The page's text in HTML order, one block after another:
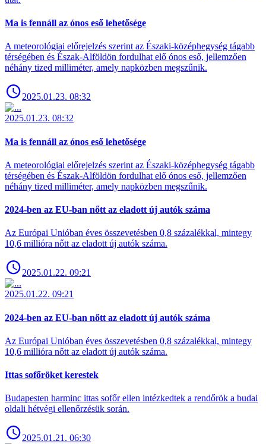
Ma is fennáll az ónos eső lehetősége
A meteorológiai előrejelzés szerint az Északi-középhegység tágabb
térségében és Észak-Alföldön fordulhat elő ónos eső, jellemzően
néhány tized milliméter, amely napközben megszűnik.
2025.01.23. 08:32
2025.01.23. 08:32
Ma is fennáll az ónos eső lehetősége
A meteorológiai előrejelzés szerint az Északi-középhegység tágabb
térségében és Észak-Alföldön fordulhat elő ónos eső, jellemzően
néhány tized milliméter, amely napközben megszűnik.
2024-ben az EU-ban nőtt az eladott új autók száma
Az Európai Unióban éves összevetésben 0,8 százalékkal, mintegy
10,6 millióra nőtt az eladott új autók száma.
2025.01.22. 09:21
2025.01.22. 09:21
2024-ben az EU-ban nőtt az eladott új autók száma
Az Európai Unióban éves összevetésben 0,8 százalékkal, mintegy
10,6 millióra nőtt az eladott új autók száma.
Ittas sofőröket kerestek
Budapesten harminc ittas sofőr ellen intézkedtek a rendőrök a budai
oldali hétvégi ellenőrzésük során.
2025.01.21. 06:30